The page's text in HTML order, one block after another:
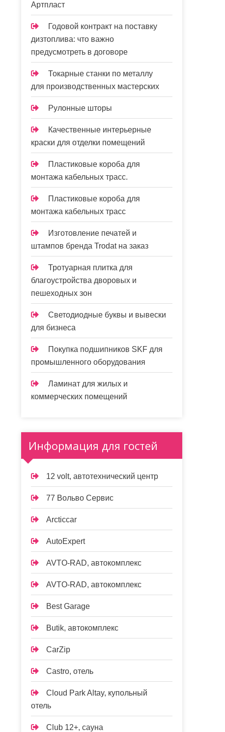
Артпласт
Годовой контракт на поставку
дизтоплива: что важно
предусмотреть в договоре
Токарные станки по металлу
для производственных мастерских
Рулонные шторы
Качественные интерьерные
краски для отделки помещений
Пластиковые короба для
монтажа кабельных трасс.
Пластиковые короба для
монтажа кабельных трасс
Изготовление печатей и
штампов бренда Trodat на заказ
Тротуарная плитка для
благоустройства дворовых и
пешеходных зон
Светодиодные буквы и вывески
для бизнеса
Покупка подшипников SKF для
промышленного оборудования
Ламинат для жилых и
коммерческих помещений
Информация для гостей
12 volt, автотехнический центр
77 Вольво Сервис
Arcticcar
AutoExpert
AVTO-RAD, автокомплекс
AVTO-RAD, автокомплекс
Best Garage
Butik, автокомплекс
CarZip
Castro, отель
Cloud Park Altay, купольный
отель
Club 12+, сауна